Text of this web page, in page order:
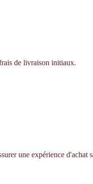
de livraison initiaux.
une expérience d'achat